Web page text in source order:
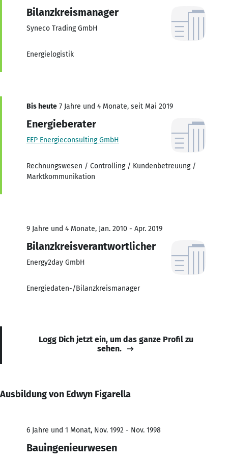
Bilanzkreismanager
Syneco Trading GmbH
Energielogistik
Bis heute 7 Jahre und 4 Monate, seit Mai 2019
Energieberater
EEP Energieconsulting GmbH
Rechnungswesen / Controlling / Kundenbetreuung /
Marktkommunikation
9 Jahre und 4 Monate, Jan. 2010 - Apr. 2019
Bilanzkreisverantwortlicher
Energy2day GmbH
Energiedaten-/Bilanzkreismanager
Logg Dich jetzt ein, um das ganze Profil zu
sehen.
Ausbildung von Edwyn Figarella
6 Jahre und 1 Monat, Nov. 1992 - Nov. 1998
Bauingenieurwesen